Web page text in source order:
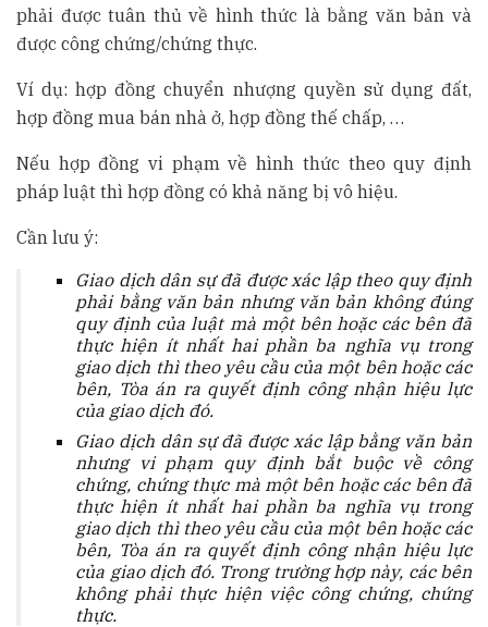
phải được tuân thủ về hình thức là bằng văn bản và
được công chứng/chứng thực.
Ví dụ: hợp đồng chuyển nhượng quyền sử dụng đất,
hợp đồng mua bán nhà ở, hợp đồng thế chấp, …
Nếu hợp đồng vi phạm về hình thức theo quy định
pháp luật thì hợp đồng có khả năng bị vô hiệu.
Cần lưu ý:
Giao dịch dân sự đã được xác lập theo quy định
phải bằng văn bản nhưng văn bản không đúng
quy định của luật mà một bên hoặc các bên đã
thực hiện ít nhất hai phần ba nghĩa vụ trong
giao dịch thì theo yêu cầu của một bên hoặc các
bên, Tòa án ra quyết định công nhận hiệu lực
của giao dịch đó.
Giao dịch dân sự đã được xác lập bằng văn bản
nhưng vi phạm quy định bắt buộc về công
chứng, chứng thực mà một bên hoặc các bên đã
thực hiện ít nhất hai phần ba nghĩa vụ trong
giao dịch thì theo yêu cầu của một bên hoặc các
bên, Tòa án ra quyết định công nhận hiệu lực
của giao dịch đó. Trong trường hợp này, các bên
không phải thực hiện việc công chứng, chứng
thực.